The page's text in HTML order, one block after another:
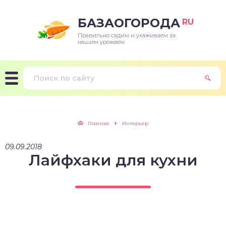
БАЗАОГОРОДА RU
Правильно садим и ухаживаем за
нашим урожаем.
Главная Интерьер
09.09.2018
Лайфхаки для кухни